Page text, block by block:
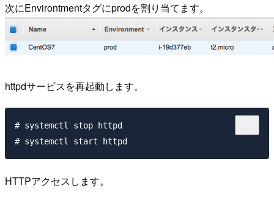
次にEnvirontmentタグにprodを割り当てます。
httpdサービスを再起動します。
# systemctl stop httpd
HTTPアクセスします。